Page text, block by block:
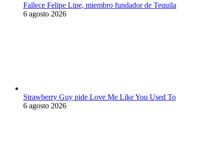
Fallece Felipe Lipe, miembro fundador de Tequila
6 agosto 2026
Strawberry Guy pide Love Me Like You Used To
6 agosto 2026